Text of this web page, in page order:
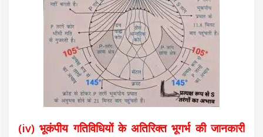
(iv) भूकंपीय गतिविधियों के अतिरिक्त भूगर्भ की जानकारी